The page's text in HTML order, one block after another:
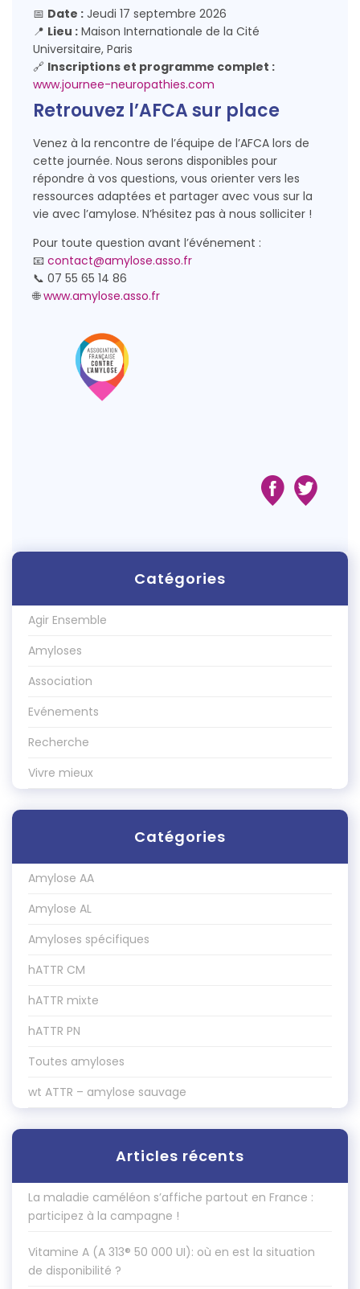
📅 Date : Jeudi 17 septembre 2026
📍 Lieu : Maison Internationale de la Cité
Universitaire, Paris
🔗 Inscriptions et programme complet :
www.journee-neuropathies.com
Retrouvez l’AFCA sur place
Venez à la rencontre de l’équipe de l’AFCA lors de
cette journée. Nous serons disponibles pour
répondre à vos questions, vous orienter vers les
ressources adaptées et partager avec vous sur la
vie avec l’amylose. N’hésitez pas à nous solliciter !
Pour toute question avant l’événement :
📧 contact@amylose.asso.fr
📞 07 55 65 14 86
🌐www.amylose.asso.fr
Catégories
Agir Ensemble
Amyloses
Association
Evénements
Recherche
Vivre mieux
Catégories
Amylose AA
Amylose AL
Amyloses spécifiques
hATTR CM
hATTR mixte
hATTR PN
Toutes amyloses
wt ATTR – amylose sauvage
Articles récents
La maladie caméléon s’affiche partout en France :
participez à la campagne !
Vitamine A (A 313® 50 000 UI): où en est la situation
de disponibilité ?